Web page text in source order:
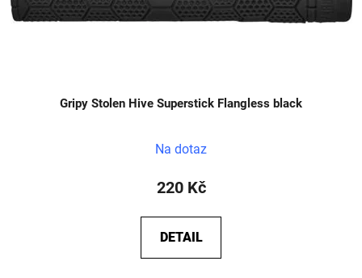
Gripy Stolen Hive Superstick Flangless black
Na dotaz
220 Kč
DETAIL